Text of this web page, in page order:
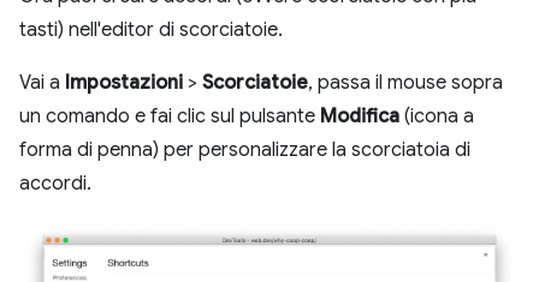
tasti) nell'editor di scorciatoie.
Vai a Impostazioni > Scorciatoie, passa il mouse sopra
un comando e fai clic sul pulsante Modifica (icona a
forma di penna) per personalizzare la scorciatoia di
accordi.